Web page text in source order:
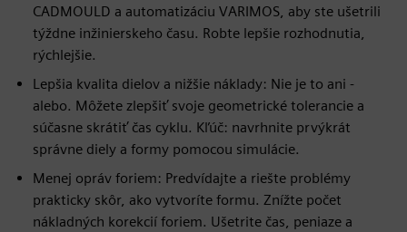
CADMOULD a automatizáciu VARIMOS, aby ste ušetrili
týždne inžinierskeho času. Robte lepšie rozhodnutia,
rýchlejšie.
Lepšia kvalita dielov a nižšie náklady: Nie je to ani -
alebo. Môžete zlepšiť svoje geometrické tolerancie a
súčasne skrátiť čas cyklu. Kľúč: navrhnite prvýkrát
správne diely a formy pomocou simulácie.
Menej opráv foriem: Predvídajte a riešte problémy
prakticky skôr, ako vytvoríte formu. Znížte počet
nákladných korekcií foriem. Ušetrite čas, peniaze a